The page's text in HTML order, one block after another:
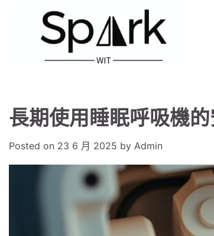
長期使用睡眠呼吸機
Posted on 23 6 月 2025 by Admin